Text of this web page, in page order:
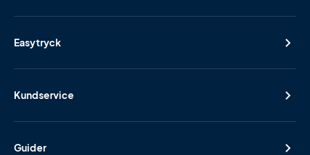
Easytryck
Kundservice
Guider